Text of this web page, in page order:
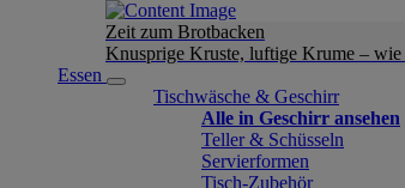
Zeit zum Brotbacken
Knusprige Kruste, luftige Krume –
Essen
Tischwäsche & Geschirr
Alle in Geschirr ansehen
Teller & Schüsseln
Servierformen
Tisch-Zubehör